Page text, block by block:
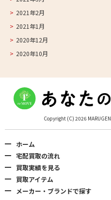
2021年2月
2021年1月
2020年12月
2020年10月
Copyright (C) 2026
ホーム
宅配買取の流れ
買取実績を見る
買取アイテム
メーカー・ブランドで探す